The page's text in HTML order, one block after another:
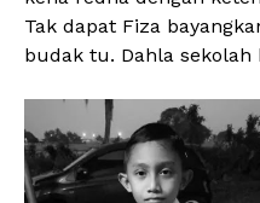
Tak dapat Fiza
budak tu. Dahla